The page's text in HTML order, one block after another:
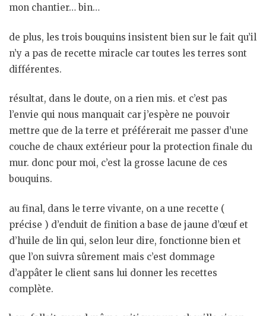
mon chantier… bin…
de plus, les trois bouquins insistent bien sur le fait qu’il
n’y a pas de recette miracle car toutes les terres sont
différentes.
résultat, dans le doute, on a rien mis. et c’est pas
l’envie qui nous manquait car j’espère ne pouvoir
mettre que de la terre et préférerait me passer d’une
couche de chaux extérieur pour la protection finale du
mur. donc pour moi, c’est la grosse lacune de ces
bouquins.
au final, dans le terre vivante, on a une recette (
précise ) d’enduit de finition a base de jaune d’œuf et
d’huile de lin qui, selon leur dire, fonctionne bien et
que l’on suivra sûrement mais c’est dommage
d’appâter le client sans lui donner les recettes
complète.